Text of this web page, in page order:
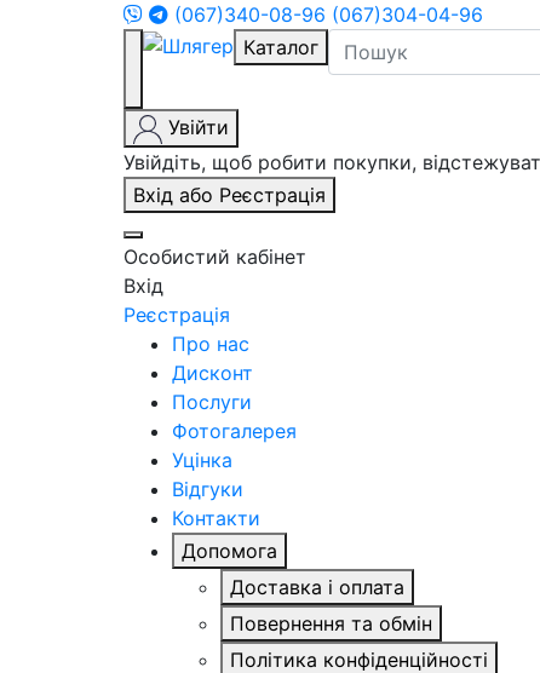
(067)340-08-96 (067)304-04-96
Каталог
Увійти
Увійдіть, щоб робити покупки,
Вхід або Реєстрація
Особистий кабінет
Вхід
Реєстрація
Про нас
Дисконт
Послуги
Фотогалерея
Уцінка
Відгуки
Контакти
Допомога
Доставка і оплата
Повернення та обмін
Політика конфіденційності